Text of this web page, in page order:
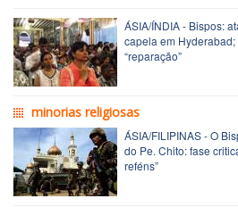
ÁSIA/ÍNDIA - Bispos:
capela em
“reparação”
minorias religiosas
ÁSIA/FILIPINAS - O
do Pe. Chito: fase
reféns”